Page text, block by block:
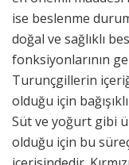
ise beslenme
doğal ve sağlıklı
fonksiyonlarının
Turunçgillerin
olduğu için
Süt ve yoğurt gibi
olduğu için bu